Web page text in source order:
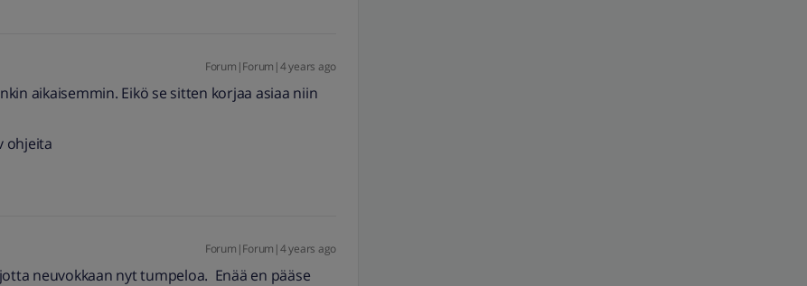
Forum|Forum|4 years ago
aikaisemmin. Eikö se sitten korjaa asiaa niin
ohjeita
Forum|Forum|4 years ago
neuvokkaan nyt tumpeloa. Enää en pääse